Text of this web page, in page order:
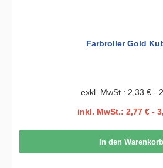
Farbroller Gold
exkl. MwSt.: 2,33 € -
inkl. MwSt.: 2,77 € -
In den Warenkorb